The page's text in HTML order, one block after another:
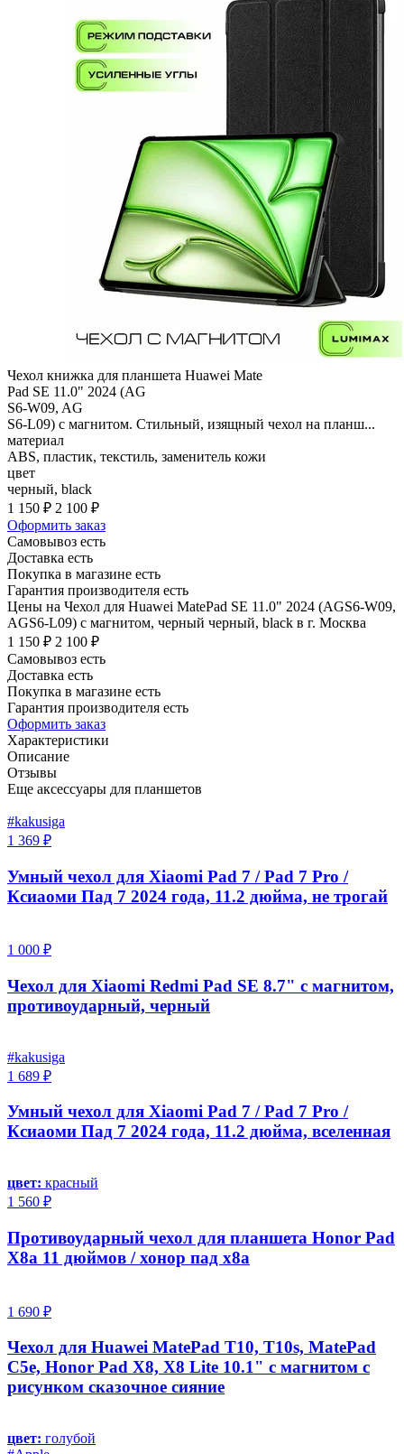
Чехол книжка для планшета Huawei Mate
Pad SE 11.0" 2024 (AG
S6-W09, AG
S6-L09) с магнитом. Стильный, изящный чехол на планш...
материал
ABS, пластик, текстиль, заменитель кожи
цвет
черный, black
1 150 ₽ 2 100 ₽
Оформить заказ
Самовывоз есть
Доставка есть
Покупка в магазине есть
Гарантия производителя есть
Цены на Чехол для Huawei MatePad SE 11.0" 2024 (AGS6-W09,
AGS6-L09) с магнитом, черный черный, black в г. Москва
1 150 ₽ 2 100 ₽
Самовывоз есть
Доставка есть
Покупка в магазине есть
Гарантия производителя есть
Оформить заказ
Характеристики
Описание
Отзывы
Еще аксессуары для планшетов
#kakusiga
1 369 ₽
Умный чехол для Xiaomi Pad 7 / Pad 7 Pro /
Ксиаоми Пад 7 2024 года, 11.2 дюйма, не трогай
1 000 ₽
Чехол для Xiaomi Redmi Pad SE 8.7" с магнитом,
противоударный, черный
#kakusiga
1 689 ₽
Умный чехол для Xiaomi Pad 7 / Pad 7 Pro /
Ксиаоми Пад 7 2024 года, 11.2 дюйма, вселенная
цвет: красный
1 560 ₽
Противоударный чехол для планшета Honor Pad
X8a 11 дюймов / хонор пад х8а
1 690 ₽
Чехол для Huawei MatePad T10, T10s, MatePad
C5e, Honor Pad X8, X8 Lite 10.1" с магнитом с
рисунком сказочное сияние
цвет: голубой